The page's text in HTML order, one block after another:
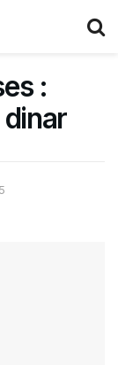
:
dinar